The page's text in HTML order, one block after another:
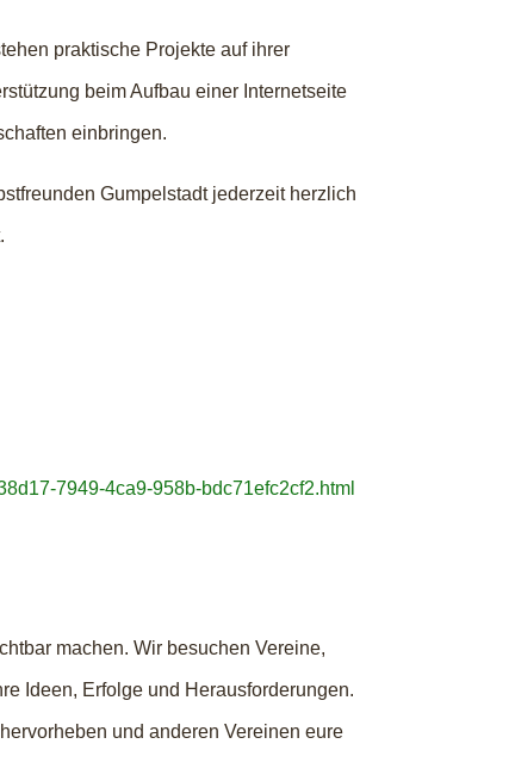
praktische Projekte auf ihrer
beim Aufbau einer Internetseite
einbringen.
Gumpelstadt jederzeit herzlich
7949-4ca9-958b-bdc71efc2cf2.html
machen. Wir besuchen Vereine,
Ideen, Erfolge und Herausforderungen.
und anderen Vereinen eure